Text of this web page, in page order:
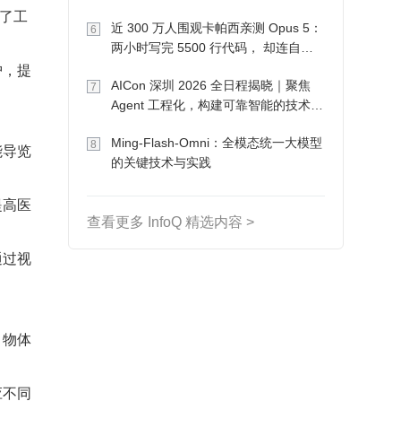
工
提
览
医
视
体
同
6
近 300 万人围观卡帕西亲测 Opus 5：
两小时写完 5500 行代码， 却连自己
7
AICon 深圳 2026 全日程揭晓｜聚焦
Agent 工程化，构建可靠智能的技术路
8
Ming-Flash-Omni：全模态统一大模型
的关键技术与实践
查看更多 InfoQ 精选内容 >